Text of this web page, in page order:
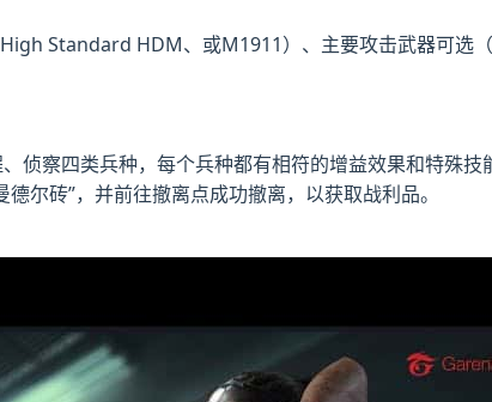
Standard HDM、或M1911）、主要攻击武器可选
侦察四类兵种，每个兵种都有相符的增益效果和特殊技
尔砖”，并前往撤离点成功撤离，以获取战利品。